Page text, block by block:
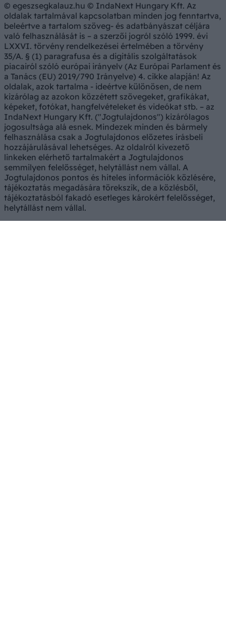
© egeszsegkalauz.hu © IndaNext Hungary Kft. Az
oldalak tartalmával kapcsolatban minden jog fenntartva,
beleértve a tartalom szöveg- és adatbányászat céljára
való felhasználását is – a szerzői jogról szóló 1999. évi
LXXVI. törvény rendelkezései értelmében a törvény
35/A. § (1) paragrafusa és a digitális szolgáltatások
piacairól szóló európai irányelv (Az Európai Parlament és
a Tanács (EU) 2019/790 Irányelve) 4. cikke alapján! Az
oldalak, azok tartalma - ideértve különösen, de nem
kizárólag az azokon közzétett szövegeket, grafikákat,
képeket, fotókat, hangfelvételeket és videókat stb. – az
IndaNext Hungary Kft. ("Jogtulajdonos") kizárólagos
jogosultsága alá esnek. Mindezek minden és bármely
felhasználása csak a Jogtulajdonos előzetes írásbeli
hozzájárulásával lehetséges. Az oldalról kivezető
linkeken elérhető tartalmakért a Jogtulajdonos
semmilyen felelősséget, helytállást nem vállal. A
Jogtulajdonos pontos és hiteles információk közlésére,
tájékoztatás megadására törekszik, de a közlésből,
tájékoztatásból fakadó esetleges károkért felelősséget,
helytállást nem vállal.